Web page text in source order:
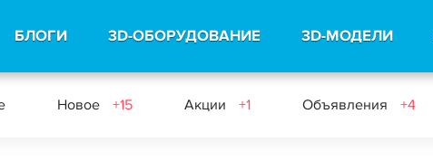
БЛОГИ 3D-ОБОРУДОВАНИЕ 3D-МОДЕЛИ
Новое +15 Акции +1 Объявления +4